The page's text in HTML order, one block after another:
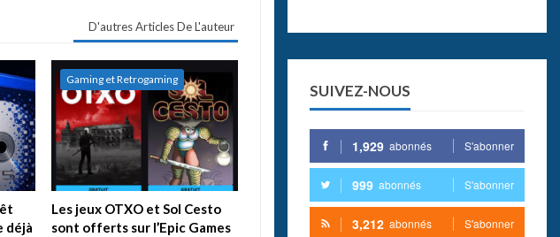
D'autres Articles De L'auteur
déjà
Gaming et Retrogaming
Les jeux OTXO et Sol Cesto
sont offerts sur l’Epic Games
SUIVEZ-NOUS
1,929 abonnés S'abonner
999 abonnés S'abonner
3,212 abonnés S'abonner